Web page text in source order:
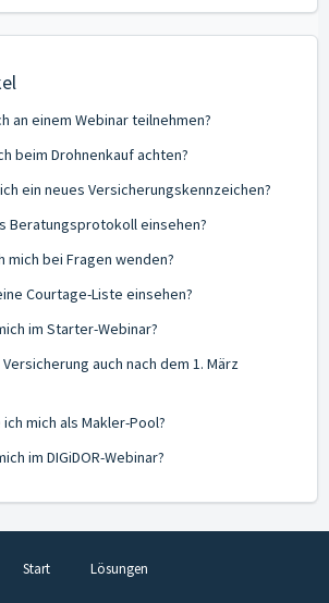
an einem Webinar teilnehmen?
beim Drohnenkauf achten?
ein neues Versicherungskennzeichen?
Beratungsprotokoll einsehen?
mich bei Fragen wenden?
Courtage-Liste einsehen?
im Starter-Webinar?
auch nach dem 1. März
mich als Makler-Pool?
im DIGiDOR-Webinar?
Start Lösungen